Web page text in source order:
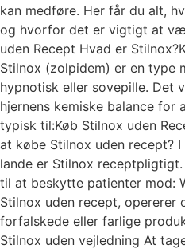
kan medføre. Her får du alt,
og hvorfor det er vigtigt at
uden Recept Hvad er
Stilnox (zolpidem) er en type
hypnotisk eller sovepille. Det
hjernens kemiske balance for
typisk til:Køb Stilnox uden
at købe Stilnox uden recept?
lande er Stilnox
til at beskytte patienter mod:
Stilnox uden recept,
forfalskede eller farlige
Stilnox uden vejledning At